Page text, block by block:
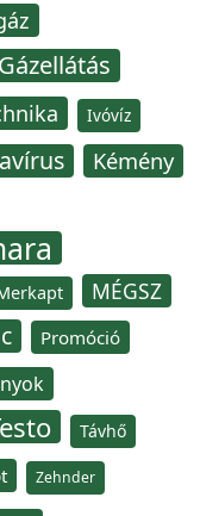
Gázellátás
Ivóvíz
Kémény
MÉGSZ
Promóció
Távhő
Zehnder